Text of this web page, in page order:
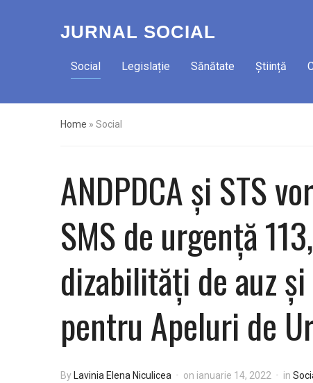
JURNAL SOCIAL
Social Legislație Sănătate Știință
Home » Social
ANDPDCA și STS
SMS de urgență
dizabilităţi de auz
pentru Apeluri de
By Lavinia Elena Niculicea on ianuarie 14, 2022 in